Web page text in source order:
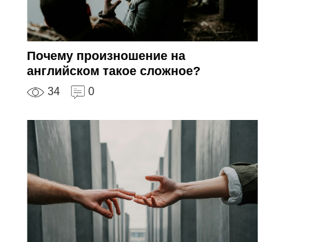
Почему произношение на
английском такое сложное?
34 0